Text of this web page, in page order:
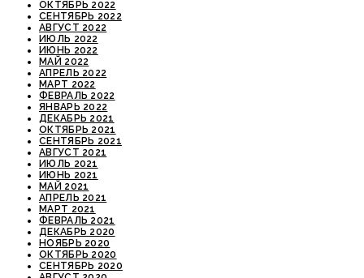
ОКТЯБРЬ 2022
СЕНТЯБРЬ 2022
АВГУСТ 2022
ИЮЛЬ 2022
ИЮНЬ 2022
МАЙ 2022
АПРЕЛЬ 2022
МАРТ 2022
ФЕВРАЛЬ 2022
ЯНВАРЬ 2022
ДЕКАБРЬ 2021
ОКТЯБРЬ 2021
СЕНТЯБРЬ 2021
АВГУСТ 2021
ИЮЛЬ 2021
ИЮНЬ 2021
МАЙ 2021
АПРЕЛЬ 2021
МАРТ 2021
ФЕВРАЛЬ 2021
ДЕКАБРЬ 2020
НОЯБРЬ 2020
ОКТЯБРЬ 2020
СЕНТЯБРЬ 2020